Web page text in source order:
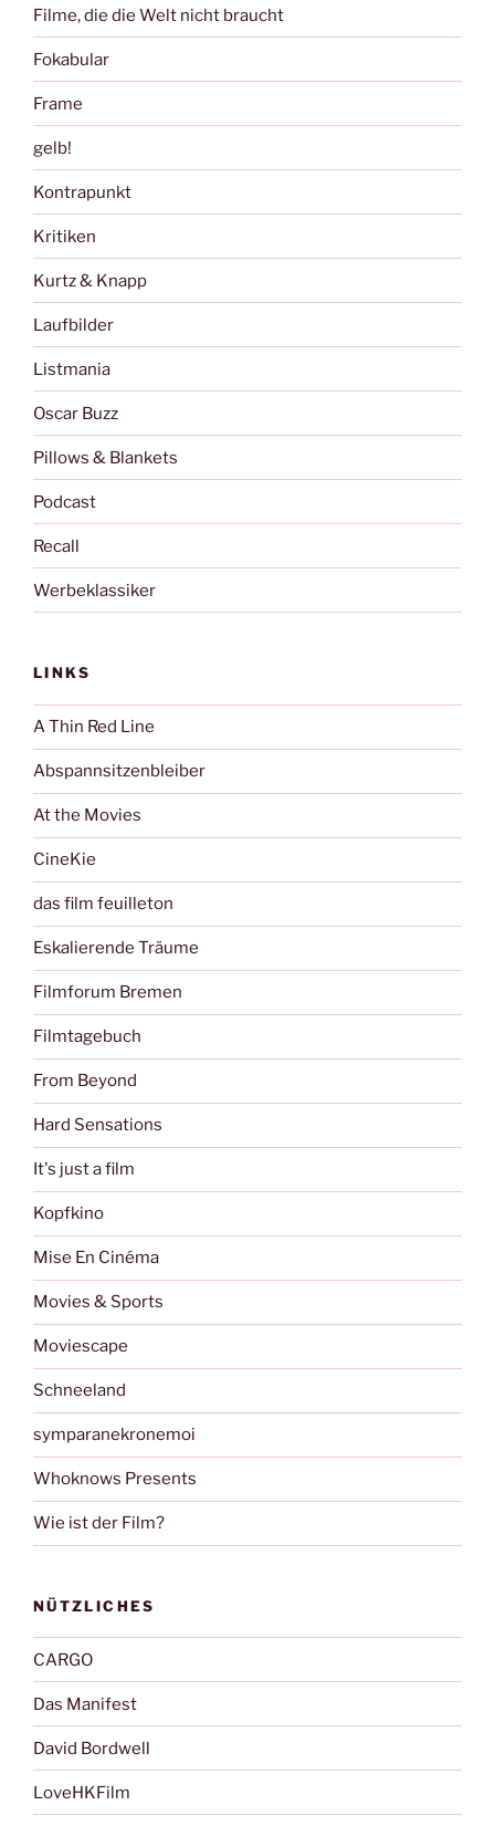
Filme, die die Welt nicht braucht
Fokabular
Frame
gelb!
Kontrapunkt
Kritiken
Kurtz & Knapp
Laufbilder
Listmania
Oscar Buzz
Pillows & Blankets
Podcast
Recall
Werbeklassiker
LINKS
A Thin Red Line
Abspannsitzenbleiber
At the Movies
CineKie
das film feuilleton
Eskalierende Träume
Filmforum Bremen
Filmtagebuch
From Beyond
Hard Sensations
It's just a film
Kopfkino
Mise En Cinéma
Movies & Sports
Moviescape
Schneeland
symparanekronemoi
Whoknows Presents
Wie ist der Film?
NÜTZLICHES
CARGO
Das Manifest
David Bordwell
LoveHKFilm